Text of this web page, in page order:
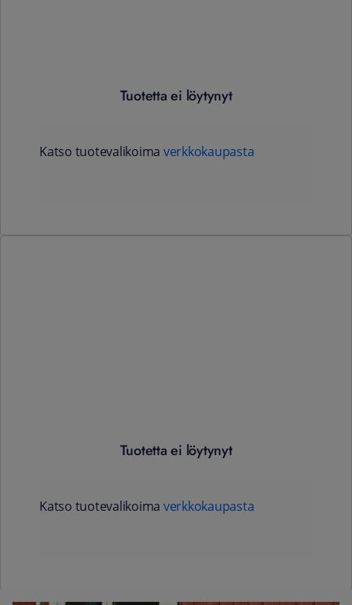
Tuotetta ei löytynyt
Katso tuotevalikoima verkkokaupasta
Tuotetta ei löytynyt
Katso tuotevalikoima verkkokaupasta